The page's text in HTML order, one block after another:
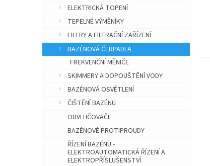
ELEKTRICKÁ TOPENÍ
TEPELNÉ VÝMĚNÍKY
FILTRY A FILTRAČNÍ ZAŘÍZENÍ
BAZÉNOVÁ ČERPADLA
FREKVENČNÍ MĚNIČE
SKIMMERY A DOPOUŠTĚNÍ VODY
BAZÉNOVÁ OSVĚTLENÍ
ČIŠTĚNÍ BAZÉNU
ODVLHČOVAČE
BAZÉNOVÉ PROTIPROUDY
ŘÍZENÍ BAZÉNU -
ELEKTROAUTOMATICKÁ ŘÍZENÍ A
ELEKTROPŘÍSLUŠENSTVÍ